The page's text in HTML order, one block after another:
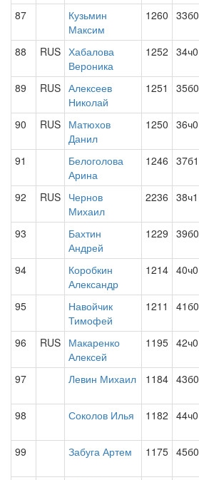
87
Кузьмин
Максим
1260 33б0
88 RUS Хабалова
Вероника
1252 34ч0
89 RUS Алексеев
Николай
1251 35б0
90 RUS Матюхов
Данил
1250 36ч0
91
Белоголова
Арина
1246 37б1
92 RUS Чернов
Михаил
2236 38ч1
93
Бахтин
Андрей
1229 39б0
94
Коробкин
Александр
1214 40ч0
95
Навойчик
Тимофей
1211 41б0
96 RUS Макаренко
Алексей
1195 42ч0
97 Левин Михаил 1184 43б0
98 Соколов Илья 1182 44ч0
99 Забуга Артем 1175 45б0